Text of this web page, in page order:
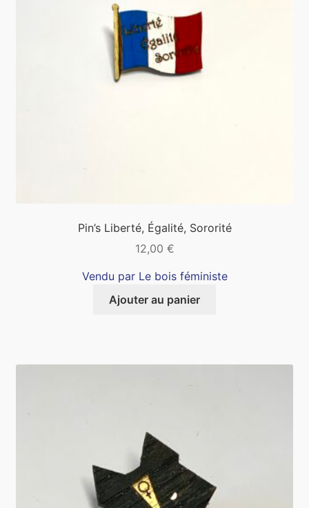
Pin’s Liberté, Égalité, Sororité
12,00 €
Vendu par Le bois féministe
Ajouter au panier